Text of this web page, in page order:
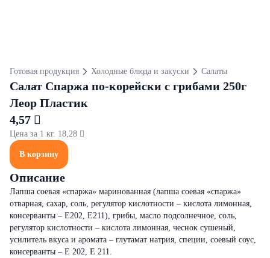
Готовая продукция Холодные блюда и закуски Салаты
Салат Спаржа по-корейски с грибами 250г
Леор Пластик
4,57 
Цена за 1 кг. 18,28 
В корзину
Описание
Лапша соевая «спаржа» маринованная (лапша соевая «спаржа»
отварная, сахар, соль, регулятор кислотности – кислота лимонная,
консерванты – Е202, Е211), грибы, масло подсолнечное, соль,
регулятор кислотности – кислота лимонная, чеснок сушеный,
усилитель вкуса и аромата – глутамат натрия, специи, соевый соус,
консерванты – Е 202, Е 211.